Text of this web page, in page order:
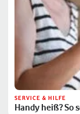
SERVICE & HILFE
Handy heiß? So